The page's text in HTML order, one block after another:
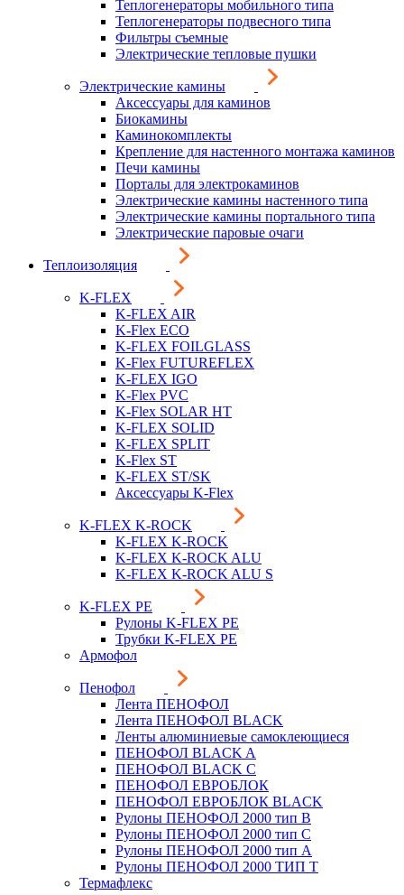
Теплогенераторы мобильного типа
Теплогенераторы подвесного типа
Фильтры съемные
Электрические тепловые пушки
Электрические камины
Аксессуары для каминов
Биокамины
Каминокомплекты
Крепление для настенного монтажа каминов
Печи камины
Порталы для электрокаминов
Электрические камины настенного типа
Электрические камины портального типа
Электрические паровые очаги
Теплоизоляция
K-FLEX
K-FLEX AIR
K-Flex ECO
K-FLEX FOILGLASS
K-Flex FUTUREFLEX
K-FLEX IGO
K-Flex PVC
K-Flex SOLAR HT
K-FLEX SOLID
K-FLEX SPLIT
K-Flex ST
K-FLEX ST/SK
Аксессуары K-Flex
K-FLEX K-ROCK
K-FLEX K-ROCK
K-FLEX K-ROCK ALU
K-FLEX K-ROCK ALU S
K-FLEX PE
Рулоны K-FLEX PE
Трубки K-FLEX PE
Армофол
Пенофол
Лента ПЕНОФОЛ
Лента ПЕНОФОЛ BLACK
Ленты алюминиевые самоклеющиеся
ПЕНОФОЛ BLACK A
ПЕНОФОЛ BLACK С
ПЕНОФОЛ ЕВРОБЛОК
ПЕНОФОЛ ЕВРОБЛОК BLACK
Рулоны ПЕНОФОЛ 2000 тип B
Рулоны ПЕНОФОЛ 2000 тип C
Рулоны ПЕНОФОЛ 2000 тип А
Рулоны ПЕНОФОЛ 2000 ТИП Т
Термафлекс